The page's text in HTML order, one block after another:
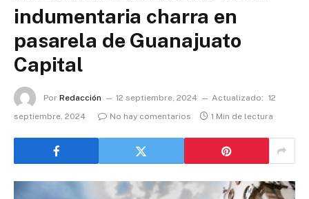
indumentaria charra en
pasarela de Guanajuato
Capital
Por Redacción 12 septiembre, 2024 Actualizado: 12
septiembre, 2024
No hay comentarios 1 Min de lectura